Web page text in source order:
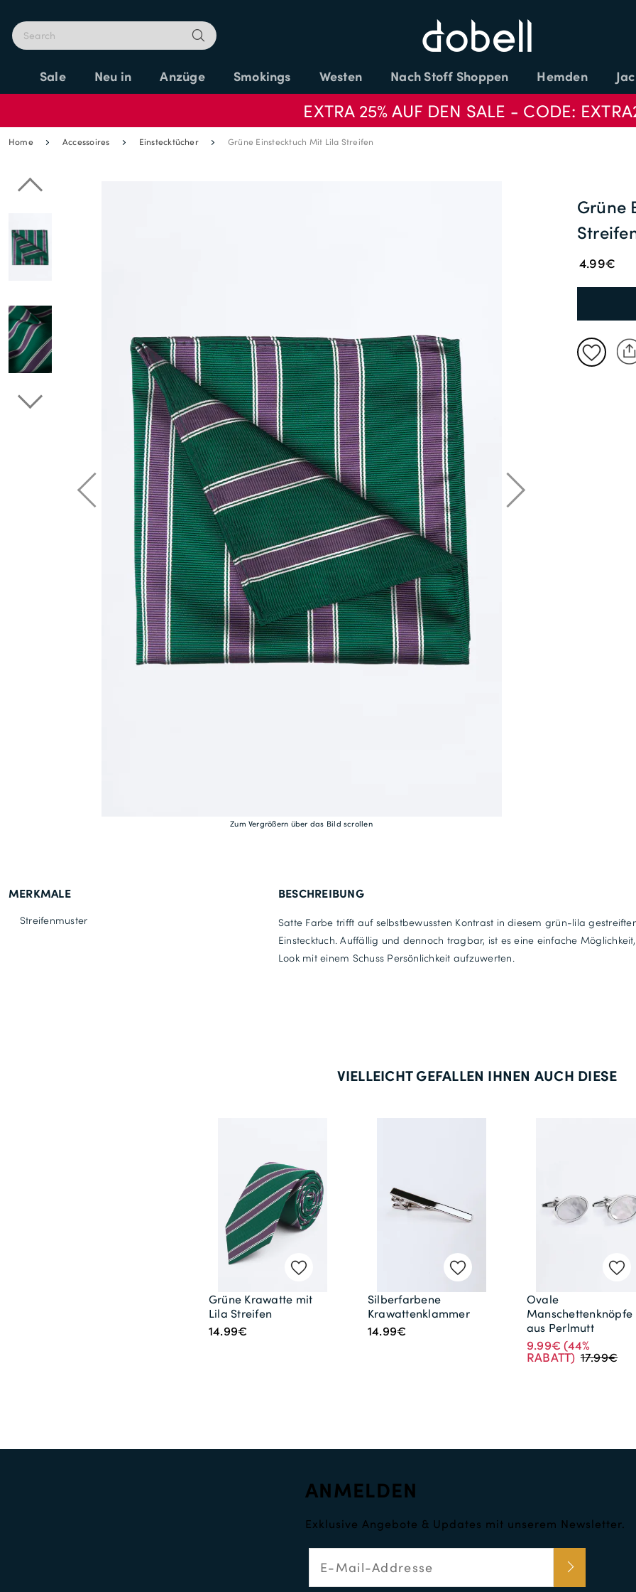
Sale Neu in Anzüge Smokings Westen Nach Stoff Shoppen Hemden
EXTRA 25% AUF DEN SALE - CODE:
Home Accessoires Einstecktücher Grüne Einstecktuch Mit Lila Streifen
Zum Vergrößern über das Bild scrollen
4.99€
Grüne
MERKMALE
Streifenmuster
BESCHREIBUNG
Satte Farbe trifft auf selbstbewussten Kontrast in diesem grün-lila
Einstecktuch. Auffällig und dennoch tragbar, ist es eine einfache
Look mit einem Schuss Persönlichkeit aufzuwerten.
VIELLEICHT GEFALLEN IHNEN AUCH DIESE
Grüne Krawatte mit
Lila Streifen
14.99€
Silberfarbene
Krawattenklammer
14.99€
Ovale
Manschettenknöpfe
aus Perlmutt
9.99€ (44%
RABATT) 17.99€
ANMELDEN
Exklusive Angebote & Updates mit unserem Newsletter.